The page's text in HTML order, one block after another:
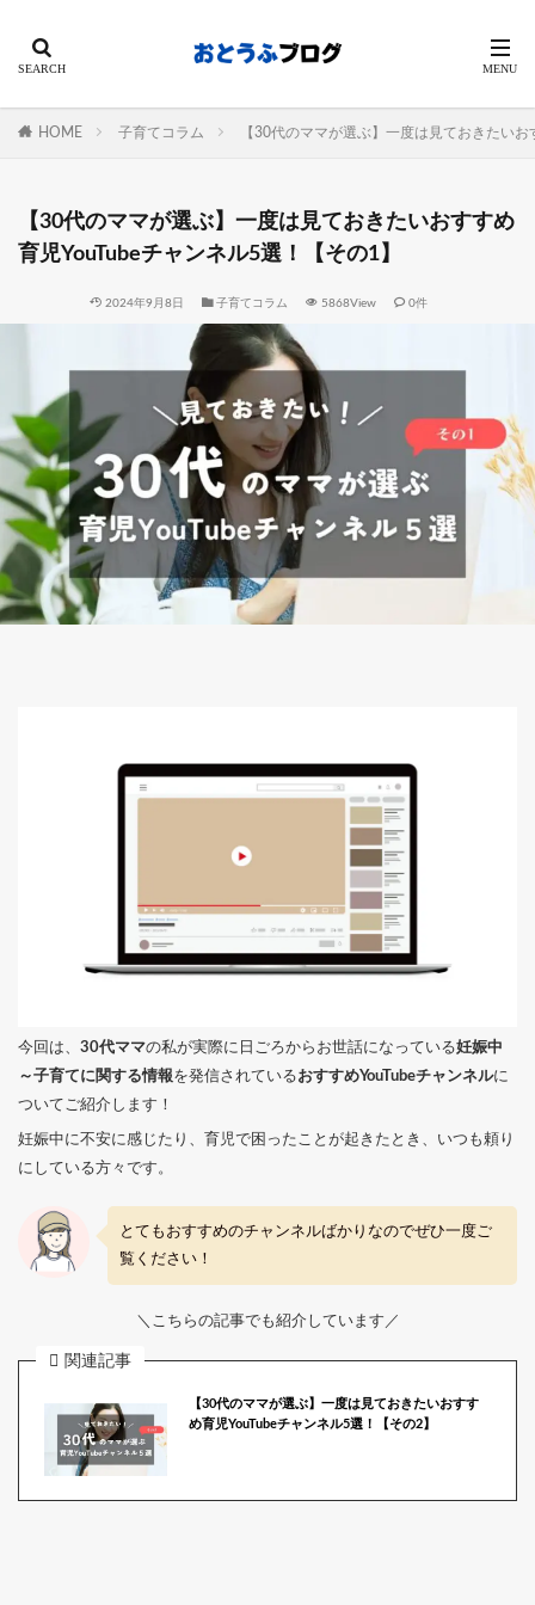
HOME 子育てコラム 【30代のママが選ぶ】一度は見ておきたい
【30代のママが選ぶ】一度は見ておきたいおすすめ
育児YouTubeチャンネル5選！【その1】
2024年9月8日 子育てコラム 5868View 0件
今回は、 30代ママの私が実際に日ごろからお世話になっている妊娠中
～子育てに関する情報を発信されているおすすめYouTubeチャンネルに
ついてご紹介します！
妊娠中に不安に感じたり、育児で困ったことが起きたとき、いつも頼り
にしている方々です。
とてもおすすめのチャンネルばかりなのでぜひ一度ご
覧ください！
＼こちらの記事でも紹介しています／
関連記事
【30代のママが選ぶ】一度は見ておきたいおすす
め育児YouTubeチャンネル5選！【その2】